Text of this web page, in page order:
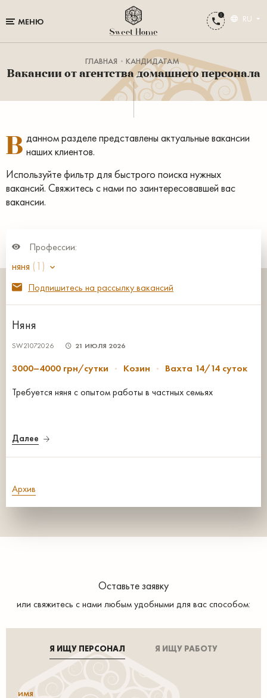
МЕНЮ RU
ГЛАВНАЯ КАНДИДАТАМ
Вакансии от агентства домашнего персонала
В данном разделе представлены актуальные вакансии
наших клиентов.
Используйте фильтр для быстрого поиска нужных
вакансий. Свяжитесь с нами по заинтересовавшей вас
вакансии.
Профессии:
няня (1)
Подпишитесь на рассылку вакансий
Няня
SW21072026 21 ИЮЛЯ 2026
3000–4000 грн/сутки Козин
Вахта 14/14 суток
Требуется няня с опытом работы в частных семьях
Далее
Архив
Оставьте заявку
или свяжитесь с нами любым удобными для вас способом:
Я ИЩУ ПЕРСОНАЛ Я ИЩУ РАБОТУ